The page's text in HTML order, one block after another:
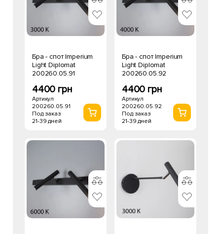
Бра - спот Imperium
Light Diplomat
200260.05.91
4400 грн
Артикул
200260.05.91
Под заказ
21-39 дней
Бра - спот Imperium
Light Diplomat
200260.05.92
4400 грн
Артикул
200260.05.92
Под заказ
21-39 дней